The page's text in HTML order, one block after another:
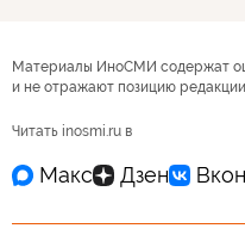
Материалы ИноСМИ содержат
и не отражают позицию
Читать inosmi.ru в